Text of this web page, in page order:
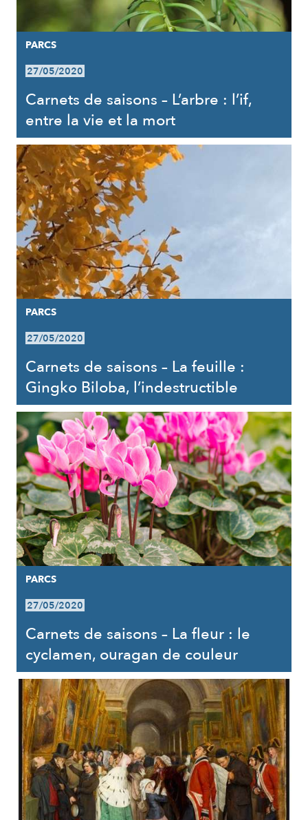
PARCS
27/05/2020
Carnets de saisons – L’arbre : l’if,
entre la vie et la mort
PARCS
27/05/2020
Carnets de saisons – La feuille :
Gingko Biloba, l’indestructible
PARCS
27/05/2020
Carnets de saisons – La fleur : le
cyclamen, ouragan de couleur